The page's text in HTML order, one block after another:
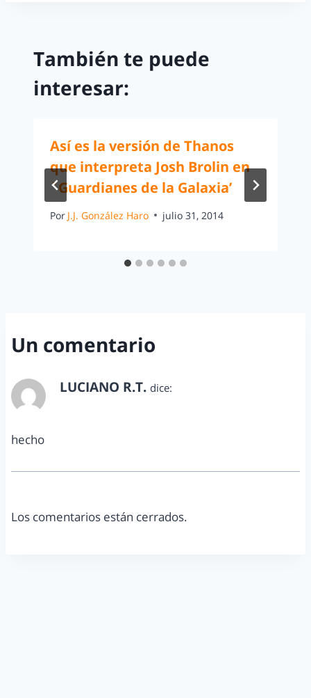
También te puede
interesar:
Así es la versión de Thanos
que interpreta Josh Brolin en
`Guardianes de la Galaxia’
Por J.J. González Haro julio 31, 2014
Un comentario
LUCIANO R.T. dice:
hecho
Los comentarios están cerrados.